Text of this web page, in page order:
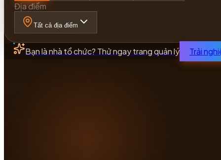
Địa điểm
Tất cả địa điểm
Bạn là nhà tổ chức? Thử ngay trang quản lý Trải